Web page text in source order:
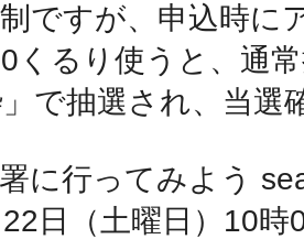
ですが、申込時に
くるり使うと、通
で抽選され、当選
に行ってみよう
日（土曜日）10
秋葉原
日置